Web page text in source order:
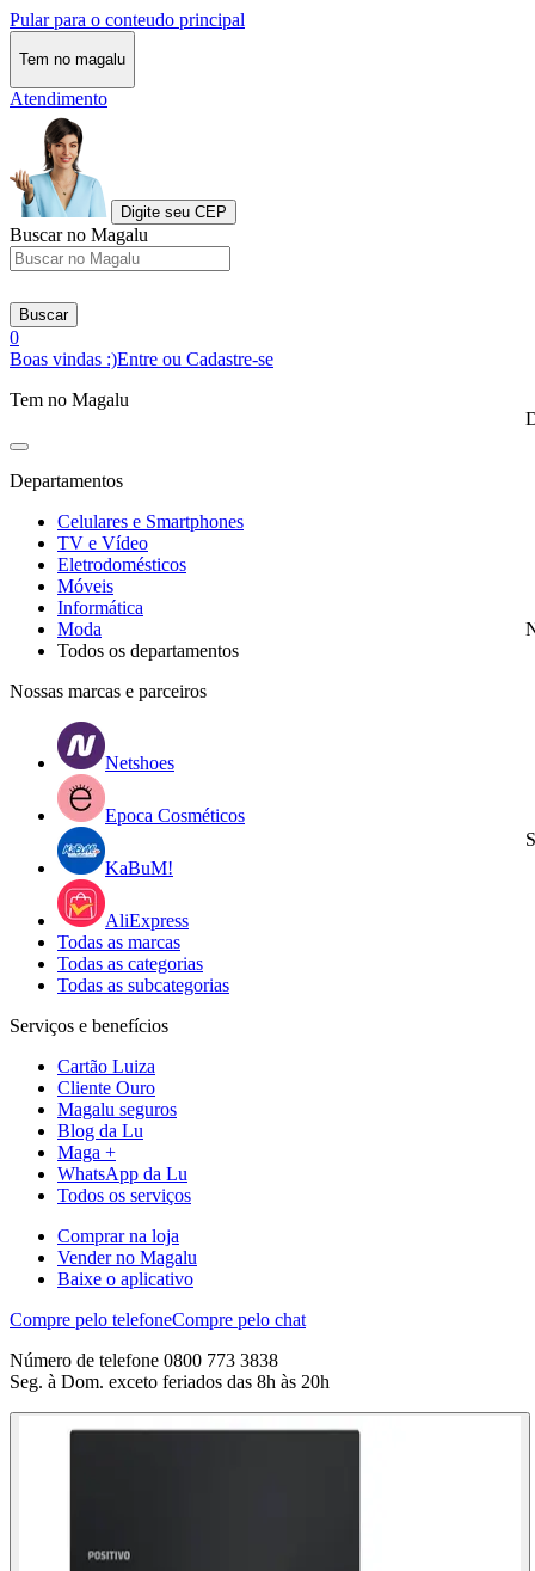
Pular para o conteudo principal
Tem no magalu
Atendimento
Digite seu CEP
Buscar no Magalu
Buscar
0
Boas vindas :)Entre ou Cadastre-se
Tem no Magalu
Departamentos
Celulares e Smartphones
TV e Vídeo
Eletrodomésticos
Móveis
Informática
Moda
Todos os departamentos
Nossas marcas e parceiros
Netshoes
Epoca Cosméticos
KaBuM!
AliExpress
Todas as marcas
Todas as categorias
Todas as subcategorias
Serviços e benefícios
Cartão Luiza
Cliente Ouro
Magalu seguros
Blog da Lu
Maga +
WhatsApp da Lu
Todos os serviços
Comprar na loja
Vender no Magalu
Baixe o aplicativo
Compre pelo telefoneCompre pelo chat
Número de telefone 0800 773 3838
Seg. à Dom. exceto feriados das 8h às 20h